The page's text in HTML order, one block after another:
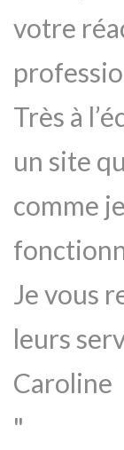
votre
Très à
un site
comme
Je vous
leurs
Caroline